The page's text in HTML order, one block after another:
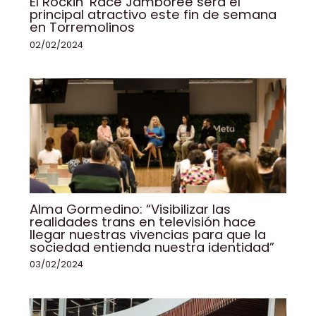
principal atractivo este fin de semana
en Torremolinos
02/02/2024
Alma Gormedino: “Visibilizar las
realidades trans en televisión hace
llegar nuestras vivencias para que la
sociedad entienda nuestra identidad”
03/02/2024